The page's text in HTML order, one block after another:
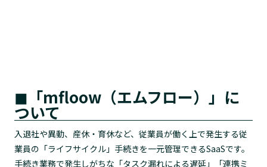
◼︎「mfloow（エムフロー）」に
ついて
入退社や異動、産休・育休など、従業員が働く上で発生する従
業員の「ライフサイクル」手続きを一元管理できるSaaSです。
手続き業務で発生しがちな「タスク漏れによる遅延」「連携ミ